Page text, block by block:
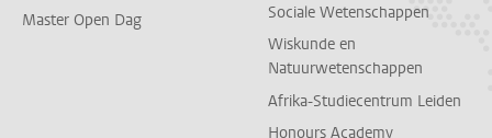
Master Open Dag
Sociale Wetenschappen
Wiskunde en
Natuurwetenschappen
Afrika-Studiecentrum Leiden
Honours Academy